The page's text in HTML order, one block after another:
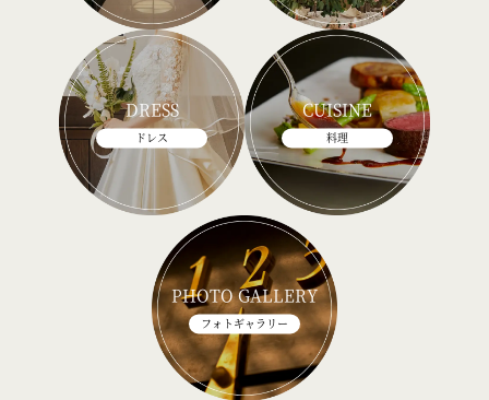
DRESS
ドレス
CUISINE
料理
PHOTO GALLERY
フォトギャラリー